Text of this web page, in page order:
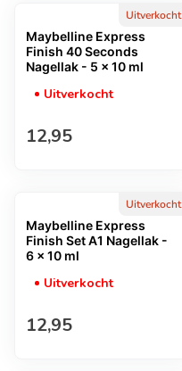
Uitverkocht
Maybelline Express
Finish 40 Seconds
Nagellak - 5 x 10 ml
Uitverkocht
Normale prijs
12,95
Uitverkocht
Maybelline Express
Finish Set A1 Nagellak -
6 x 10 ml
Uitverkocht
Normale prijs
12,95